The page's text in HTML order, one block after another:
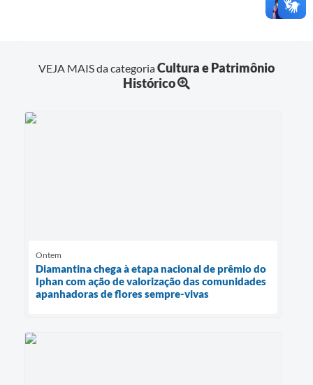
VEJA MAIS da categoriaCultura e Patrimônio
Histórico
Ontem
Diamantina chega à etapa nacional de prêmio do
Iphan com ação de valorização das comunidades
apanhadoras de flores sempre-vivas